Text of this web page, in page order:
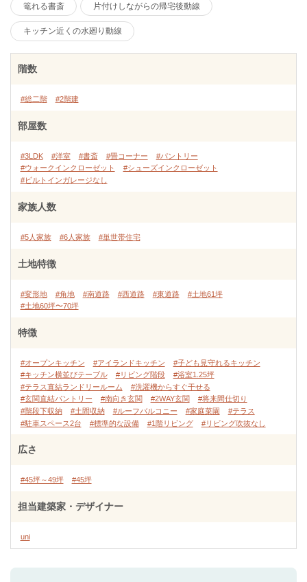
篭れる書斎 片付けしながらの帰宅後動線
キッチン近くの水廻り動線
階数
#総二階 #2階建
部屋数
#3LDK #洋室 #書斎 #畳コーナー
#パントリー
#ウォークインクローゼット
#シューズインクローゼット
#ビルトインガレージなし
家族人数
#5人家族 #6人家族 #単世帯住宅
土地特徴
#変形地 #角地 #南道路 #西道路 #東道路
#土地61坪
#土地60坪〜70坪
特徴
#オープンキッチン #アイランドキッチン
#子ども見守れるキッチン
#キッチン横並びテーブル
#リビング階段
#浴室1.25坪
#テラス直結ランドリールーム
#洗濯機からすぐ干せる
#玄関直結パントリー
#南向き玄関 #2WAY玄関
#将来間仕切り
#階段下収納
#土間収納 #ルーフバルコニー #家庭菜園
#テラス
#駐車スペース2台
#標準的な設備 #1階リビング #リビング吹抜なし
広さ
#45坪～49坪 #45坪
担当建築家・デザイナー
uni